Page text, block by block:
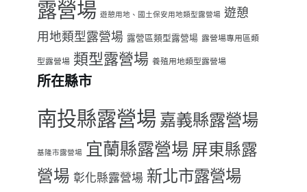
露營場 遊憩用地、國土保安用地類型露營場 遊憩
用地類型露營場 露營區類型露營場 露營場專用區類
型露營場 類型露營場 養殖用地類型露營場
所在縣市
南投縣露營場 嘉義縣露營場
基隆市露營場 宜蘭縣露營場 屏東縣露
營場 彰化縣露營場 新北市露營場